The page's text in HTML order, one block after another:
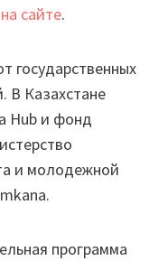
на сайте.
государственных
В Казахстане
Hub и фонд
и молодежной
программа